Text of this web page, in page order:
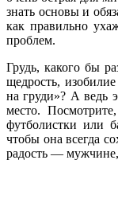
знать основы и
как правильно
проблем.
Грудь, какого бы
щедрость,
на груди»? А ведь
место.
футболистки или
чтобы она всегда
радость — мужчине,